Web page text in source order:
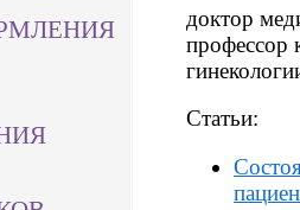
доктор
профессор
Статьи: